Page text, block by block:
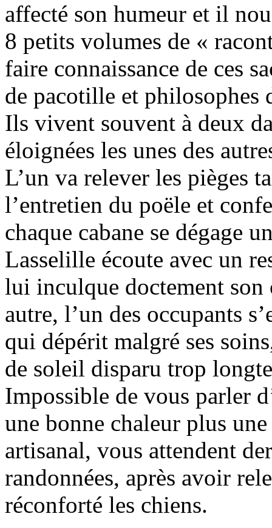
affecté son humeur et il
8 petits volumes de «
faire connaissance de ces
de pacotille et philosophes
Ils vivent souvent à deux
éloignées les unes des
L’un va relever les pièges
l’entretien du poële et
chaque cabane se dégage
Lasselille écoute avec un
lui inculque doctement
autre, l’un des occupants
qui dépérit malgré ses
de soleil disparu trop
Impossible de vous parler
une bonne chaleur plus
artisanal, vous attendent
randonnées, après avoir
réconforté les chiens.